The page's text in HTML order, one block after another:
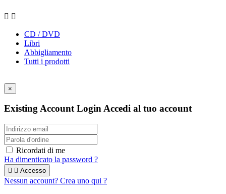
 
CD / DVD
Libri
Abbigliamento
Tutti i prodotti
×
Existing Account LoginAccedi al tuo account
Ricordati di me
Ha dimenticato la password ?
  Accesso
Nessun account? Crea uno qui ?